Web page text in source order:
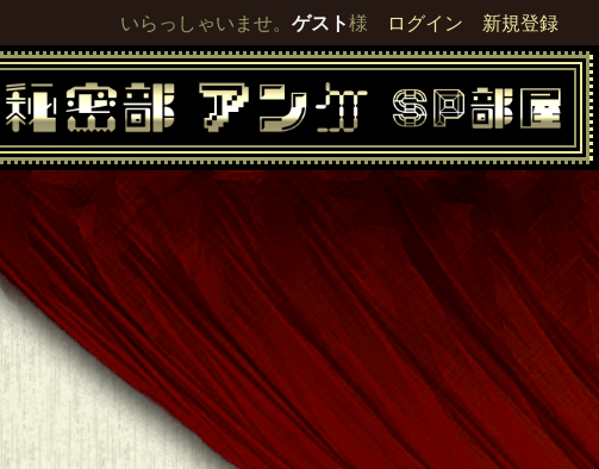
いらっしゃいませ。ゲスト様 ログイン 新規登録